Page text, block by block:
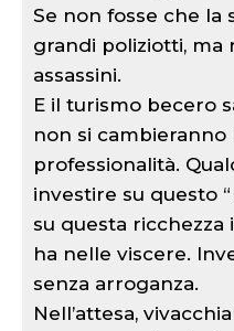
Se non fosse che la
grandi poliziotti, ma
assassini.
E il turismo becero
non si
professionalità.
investire su questo
su questa
ha nelle viscere.
senza arroganza.
Nell’attesa,